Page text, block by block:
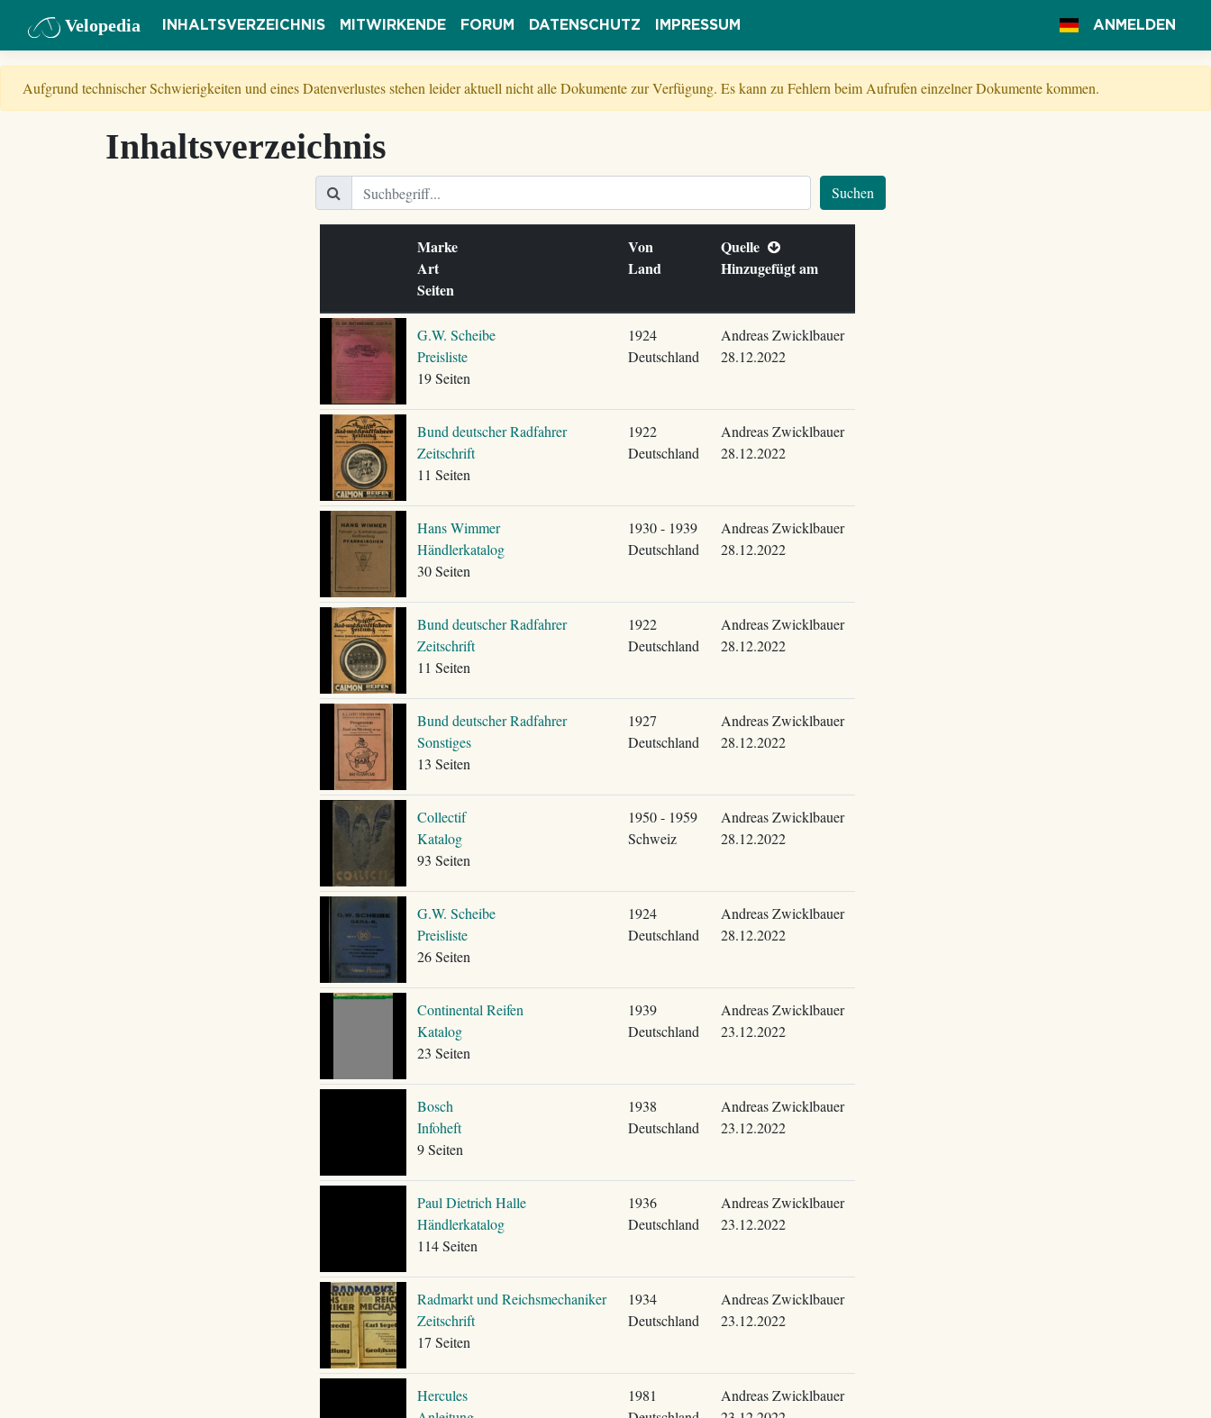
Velopedia INHALTSVERZEICHNIS MITWIRKENDE FORUM DATENSCHUTZ IMPRESSUM ANMELDEN
Aufgrund technischer Schwierigkeiten und eines Datenverlustes stehen leider aktuell nicht alle Dokumente zur Verfügung. Es kann zu Fehlern beim Aufrufen einzelner Dokumente kommen.
Inhaltsverzeichnis
Suchen
Marke
Art
Seiten
Von
Land
Quelle
Hinzugefügt am
G.W. Scheibe
Preisliste
19 Seiten
1924
Deutschland
Andreas Zwicklbauer
28.12.2022
Bund deutscher Radfahrer
Zeitschrift
11 Seiten
1922
Deutschland
Andreas Zwicklbauer
28.12.2022
Hans Wimmer
Händlerkatalog
30 Seiten
1930 - 1939
Deutschland
Andreas Zwicklbauer
28.12.2022
Bund deutscher Radfahrer
Zeitschrift
11 Seiten
1922
Deutschland
Andreas Zwicklbauer
28.12.2022
Bund deutscher Radfahrer
Sonstiges
13 Seiten
1927
Deutschland
Andreas Zwicklbauer
28.12.2022
Collectif
Katalog
93 Seiten
1950 - 1959
Schweiz
Andreas Zwicklbauer
28.12.2022
G.W. Scheibe
Preisliste
26 Seiten
1924
Deutschland
Andreas Zwicklbauer
28.12.2022
Continental Reifen
Katalog
23 Seiten
1939
Deutschland
Andreas Zwicklbauer
23.12.2022
Bosch
Infoheft
9 Seiten
1938
Deutschland
Andreas Zwicklbauer
23.12.2022
Paul Dietrich Halle
Händlerkatalog
114 Seiten
1936
Deutschland
Andreas Zwicklbauer
23.12.2022
Radmarkt und Reichsmechaniker
Zeitschrift
17 Seiten
1934
Deutschland
Andreas Zwicklbauer
23.12.2022
Hercules
1981
Andreas Zwicklbauer